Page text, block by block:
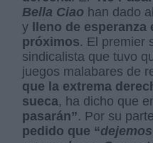
Bella Ciao han dado
y lleno de esperanza
próximos. El premier
sindicalista que tuvo
juegos malabares de
que la extrema
sueca, ha dicho que
pasarán”. Por su
pedido que “